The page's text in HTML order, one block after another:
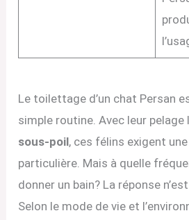
Le toilettage d’un chat Persan
simple routine. Avec leur pelage
sous-poil, ces félins exigent
particulière. Mais à quelle
donner un bain? La réponse
Selon le mode de vie et